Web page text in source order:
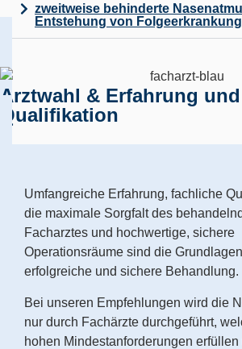
zweitweise behinderte
Entstehung von
Arztwahl & Erfahrung und
Qualifikation
Umfangreiche Erfahrung, fachliche
die maximale Sorgfalt des
Facharztes und hochwertige, sichere
Operationsräume sind die
erfolgreiche und sichere Behandlung.
Bei unseren Empfehlungen wird die
nur durch Fachärzte durchgeführt,
hohen Mindestanforderungen erfüllen